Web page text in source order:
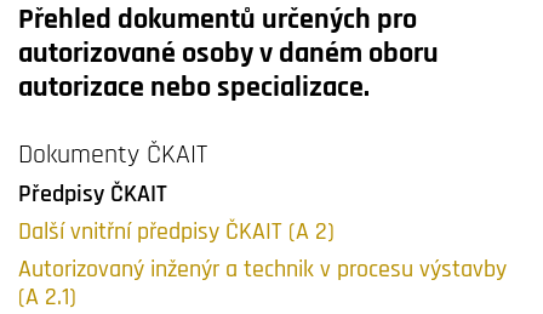
Přehled dokumentů určených pro
autorizované osoby v daném oboru
autorizace nebo specializace.
Dokumenty ČKAIT
Předpisy ČKAIT
Další vnitřní předpisy ČKAIT (A 2)
Autorizovaný inženýr a technik v procesu výstavby
(A 2.1)